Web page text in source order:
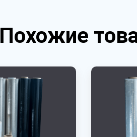
Похожие